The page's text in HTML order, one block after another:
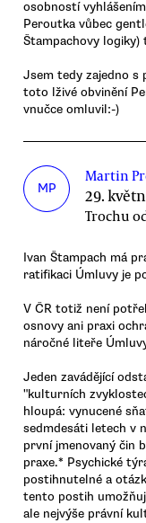
osobností
Peroutka vůbec
Štampachovy
Jsem tedy zajedno s
toto lživé obvinění
vnučce omluvil:-)
MP
Martin
29.
Trochu
Ivan Štampach má
ratifikaci Úmluvy je
V ČR totiž není
osnovy ani praxi
náročné liteře
Jeden zavádějící
"kulturních
hloupá: vynucené
sedmdesáti letech v
první jmenovaný čin
praxe.* Psychické
postihnutelné a
tento postih
ale nejvýše právní